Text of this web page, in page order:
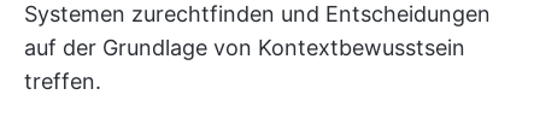
Systemen zurechtfinden und Entscheidungen
auf der Grundlage von Kontextbewusstsein
treffen.